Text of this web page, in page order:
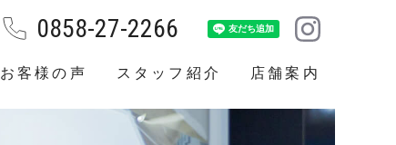
お客様の声 スタッフ紹介 店舗案内
0858-27-2266